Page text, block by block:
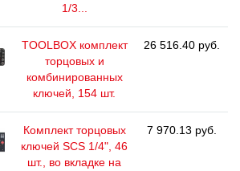
1/3...
TOOLBOX комплект
торцовых и
комбинированных
ключей, 154 шт.
26 516.40 руб.
Комплект торцовых
ключей SCS 1/4", 46
шт., во вкладке на
7 970.13 руб.